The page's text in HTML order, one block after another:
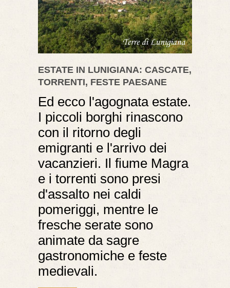
ESTATE IN LUNIGIANA: CASCATE,
TORRENTI, FESTE PAESANE
Ed ecco l'agognata estate.
I piccoli borghi rinascono
con il ritorno degli
emigranti e l'arrivo dei
vacanzieri. Il fiume Magra
e i torrenti sono presi
d'assalto nei caldi
pomeriggi, mentre le
fresche serate sono
animate da sagre
gastronomiche e feste
medievali.